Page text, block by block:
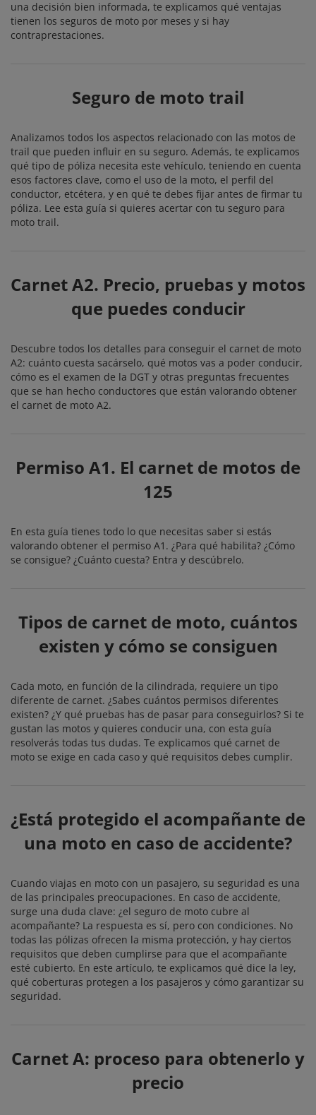
una decisión bien informada, te explicamos qué ventajas
tienen los seguros de moto por meses y si hay
contraprestaciones.
Seguro de moto trail
Analizamos todos los aspectos relacionado con las motos de
trail que pueden influir en su seguro. Además, te explicamos
qué tipo de póliza necesita este vehículo, teniendo en cuenta
esos factores clave, como el uso de la moto, el perfil del
conductor, etcétera, y en qué te debes fijar antes de firmar tu
póliza. Lee esta guía si quieres acertar con tu seguro para
moto trail.
Carnet A2. Precio, pruebas y motos
que puedes conducir
Descubre todos los detalles para conseguir el carnet de moto
A2: cuánto cuesta sacárselo, qué motos vas a poder conducir,
cómo es el examen de la DGT y otras preguntas frecuentes
que se han hecho conductores que están valorando obtener
el carnet de moto A2.
Permiso A1. El carnet de motos de
125
En esta guía tienes todo lo que necesitas saber si estás
valorando obtener el permiso A1. ¿Para qué habilita? ¿Cómo
se consigue? ¿Cuánto cuesta? Entra y descúbrelo.
Tipos de carnet de moto, cuántos
existen y cómo se consiguen
Cada moto, en función de la cilindrada, requiere un tipo
diferente de carnet. ¿Sabes cuántos permisos diferentes
existen? ¿Y qué pruebas has de pasar para conseguirlos? Si te
gustan las motos y quieres conducir una, con esta guía
resolverás todas tus dudas. Te explicamos qué carnet de
moto se exige en cada caso y qué requisitos debes cumplir.
¿Está protegido el acompañante de
una moto en caso de accidente?
Cuando viajas en moto con un pasajero, su seguridad es una
de las principales preocupaciones. En caso de accidente,
surge una duda clave: ¿el seguro de moto cubre al
acompañante? La respuesta es sí, pero con condiciones. No
todas las pólizas ofrecen la misma protección, y hay ciertos
requisitos que deben cumplirse para que el acompañante
esté cubierto. En este artículo, te explicamos qué dice la ley,
qué coberturas protegen a los pasajeros y cómo garantizar su
seguridad.
Carnet A: proceso para obtenerlo y
precio